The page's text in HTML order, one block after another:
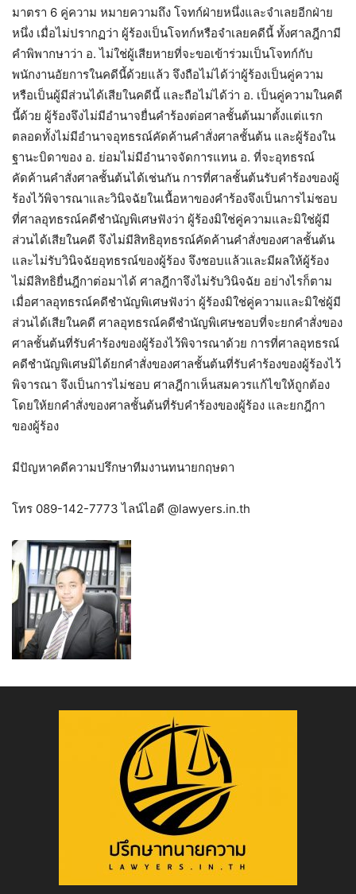
มาตรา 6 คู่ความ หมายความถึง โจทก์ฝ่ายหนึ่งและจำเลยอีกฝ่าย
หนึ่ง เมื่อไม่ปรากฏว่า ผู้ร้องเป็นโจทก์หรือจำเลยคดีนี้ ทั้งศาลฎีกามี
คำพิพากษาว่า อ. ไม่ใช่ผู้เสียหายที่จะขอเข้าร่วมเป็นโจทก์กับ
พนักงานอัยการในคดีนี้ด้วยแล้ว จึงถือไม่ได้ว่าผู้ร้องเป็นคู่ความ
หรือเป็นผู้มีส่วนได้เสียในคดีนี้ และถือไม่ได้ว่า อ. เป็นคู่ความในคดี
นี้ด้วย ผู้ร้องจึงไม่มีอำนาจยื่นคำร้องต่อศาลชั้นต้นมาตั้งแต่แรก
ตลอดทั้งไม่มีอำนาจอุทธรณ์คัดค้านคำสั่งศาลชั้นต้น และผู้ร้องใน
ฐานะบิดาของ อ. ย่อมไม่มีอำนาจจัดการแทน อ. ที่จะอุทธรณ์
คัดค้านคำสั่งศาลชั้นต้นได้เช่นกัน การที่ศาลชั้นต้นรับคำร้องของผู้
ร้องไว้พิจารณาและวินิจฉัยในเนื้อหาของคำร้องจึงเป็นการไม่ชอบ
ที่ศาลอุทธรณ์คดีชำนัญพิเศษฟังว่า ผู้ร้องมิใช่คู่ความและมิใช่ผู้มี
ส่วนได้เสียในคดี จึงไม่มีสิทธิอุทธรณ์คัดค้านคำสั่งของศาลชั้นต้น
และไม่รับวินิจฉัยอุทธรณ์ของผู้ร้อง จึงชอบแล้วและมีผลให้ผู้ร้อง
ไม่มีสิทธิยื่นฎีกาต่อมาได้ ศาลฎีกาจึงไม่รับวินิจฉัย อย่างไรก็ตาม
เมื่อศาลอุทธรณ์คดีชำนัญพิเศษฟังว่า ผู้ร้องมิใช่คู่ความและมิใช่ผู้มี
ส่วนได้เสียในคดี ศาลอุทธรณ์คดีชำนัญพิเศษชอบที่จะยกคำสั่งของ
ศาลชั้นต้นที่รับคำร้องของผู้ร้องไว้พิจารณาด้วย การที่ศาลอุทธรณ์
คดีชำนัญพิเศษมิได้ยกคำสั่งของศาลชั้นต้นที่รับคำร้องของผู้ร้องไว้
พิจารณา จึงเป็นการไม่ชอบ ศาลฎีกาเห็นสมควรแก้ไขให้ถูกต้อง
โดยให้ยกคำสั่งของศาลชั้นต้นที่รับคำร้องของผู้ร้อง และยกฎีกา
ของผู้ร้อง
มีปัญหาคดีความปรึกษาทีมงานทนายกฤษดา
โทร 089-142-7773 ไลน์ไอดี @lawyers.in.th